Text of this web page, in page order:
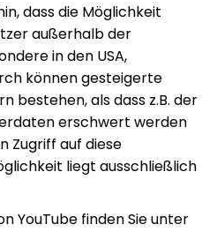
dass die Möglichkeit
außerhalb der
in den USA,
können gesteigerte
bestehen, als dass z.B. der
erschwert werden
Zugriff auf diese
liegt ausschließlich
YouTube finden Sie unter